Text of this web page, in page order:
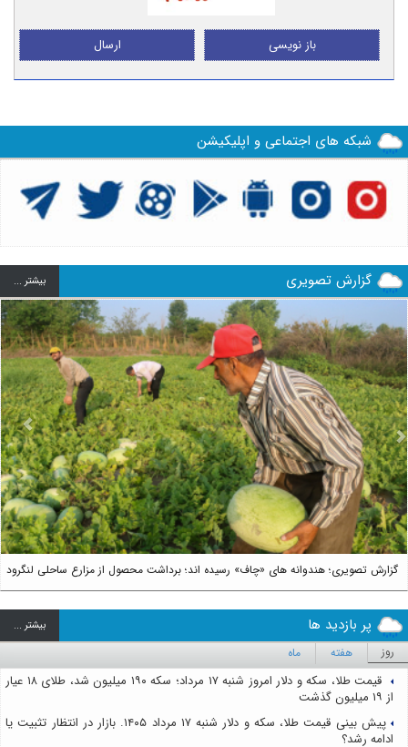
ارسال باز نویسی
شبکه های اجتماعی و اپلیکیشن
گزارش تصویری بيشتر ...
گزارش تصویری؛ هندوانه های «چاف» رسیده اند؛ برداشت محصول از مزارع ساحلی لنگرود
Next
پر بازدید ها بيشتر ...
روز هفته ماه
قیمت طلا، سکه و دلار امروز شنبه ۱۷ مرداد؛ سکه ۱۹۰ میلیون شد، طلای ۱۸ عیار
از ۱۹ میلیون گذشت
پیش بینی قیمت طلا، سکه و دلار شنبه ۱۷ مرداد ۱۴۰۵. بازار در انتظار تثبیت یا
ادامه رشد؟